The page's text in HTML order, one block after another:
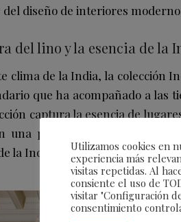
del diseño de interiores
del lino y la esencia de la
clima de la India, la colección
que ha acompañado a las
captura la esencia de
una paleta que evoca los
la India, transformando el lino
Utilizamos cookies en
experiencia más
visitas repetidas. Al
consiente el uso de
visitar "Configuración
consentimiento